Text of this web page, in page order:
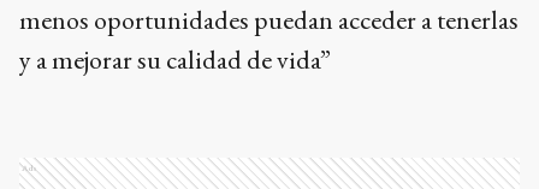
menos oportunidades puedan acceder a tenerlas
y a mejorar su calidad de vida”
Ads